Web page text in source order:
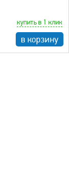
купить в 1 клик
в корзину